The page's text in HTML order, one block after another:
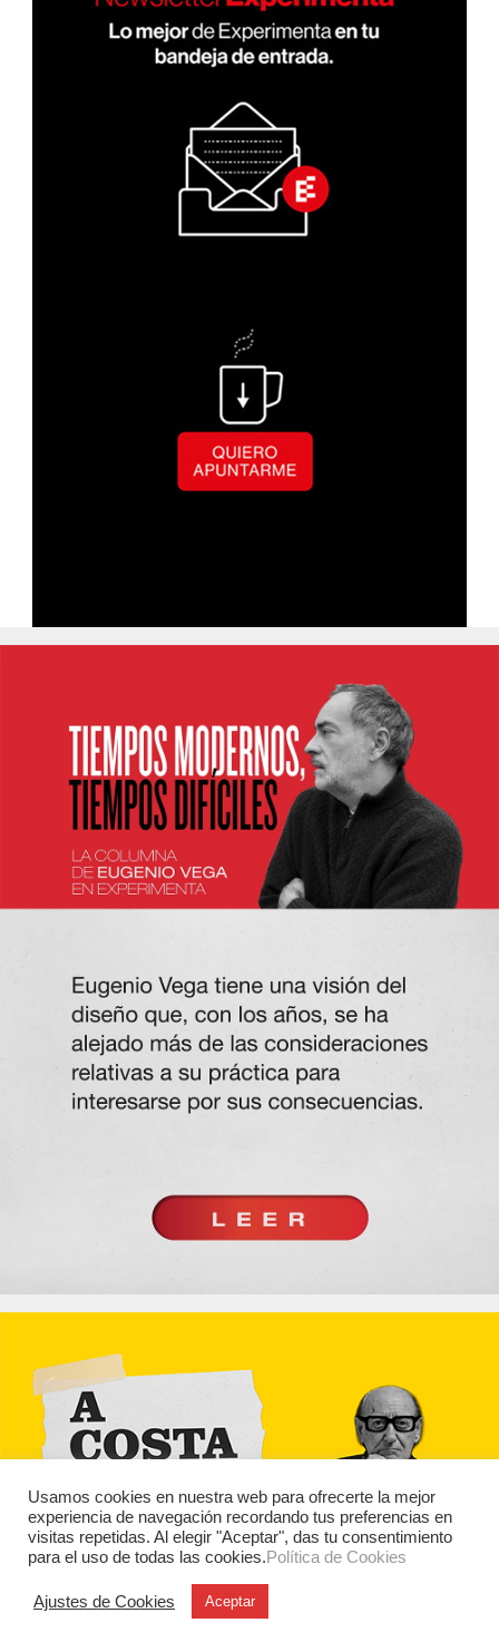
Usamos cookies en nuestra web para ofrecerte la mejor
experiencia de navegación recordando tus preferencias en
visitas repetidas. Al elegir "Aceptar", das tu consentimiento
para el uso de todas las cookies.Política de Cookies
Ajustes de Cookies Aceptar